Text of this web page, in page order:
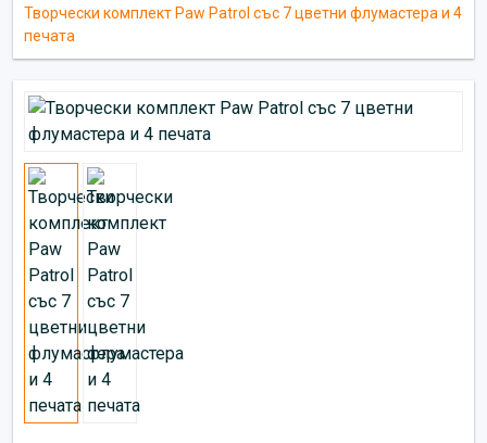
Творчески комплект Paw Patrol със 7 цветни флумастера и 4
печата